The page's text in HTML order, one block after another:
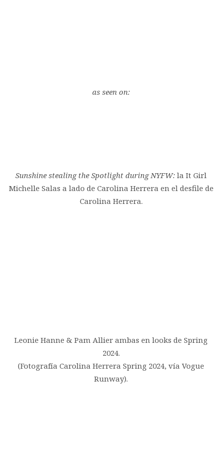
as seen on:
Sunshine stealing the Spotlight during NYFW: la It Girl
Michelle Salas a lado de Carolina Herrera en el desfile de
Carolina Herrera.
Leonie Hanne & Pam Allier ambas en looks de Spring
2024.
(Fotografía Carolina Herrera Spring 2024, vía Vogue
Runway).